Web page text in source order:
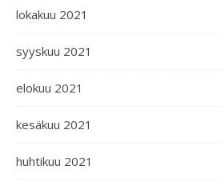
lokakuu 2021
syyskuu 2021
elokuu 2021
kesäkuu 2021
huhtikuu 2021